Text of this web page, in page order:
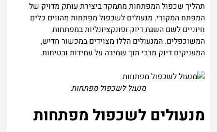
תהליך שכפול המפתחות מתמקד ביצירת עותק מדויק של
המפתח המקורי. מנעולים לשכפול מפתחות מהווים כלים
חיוניים לשם השגת דיוק ופונקציונליות במפתחות
המשוכפלים. המנעולים הללו מצוידים במכשור חדיש,
המעניקים דיוק מרבי תוך שמירה על עמידות ובטיחות.
מנעול לשכפול מפתחות
מנעולים לשכפול מפתחות